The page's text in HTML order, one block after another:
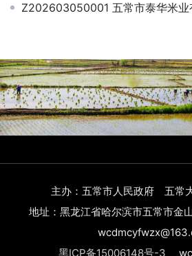
Z202603050001 五常市泰华米业
主办：五常市人民政府 五常
地址：黑龙江省哈尔滨市五常市金
黑ICP备15006148号-3